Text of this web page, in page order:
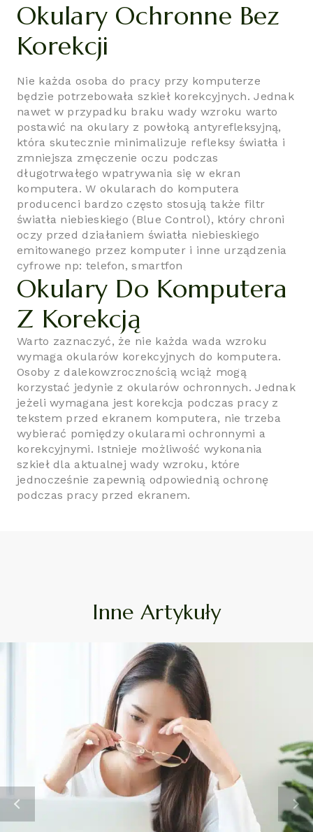
Okulary Ochronne Bez
Korekcji
Nie każda osoba do pracy przy komputerze
będzie potrzebowała szkieł korekcyjnych. Jednak
nawet w przypadku braku wady wzroku warto
postawić na okulary z powłoką antyrefleksyjną,
która skutecznie minimalizuje refleksy światła i
zmniejsza zmęczenie oczu podczas
długotrwałego wpatrywania się w ekran
komputera. W okularach do komputera
producenci bardzo często stosują także filtr
światła niebieskiego (Blue Control), który chroni
oczy przed działaniem światła niebieskiego
emitowanego przez komputer i inne urządzenia
cyfrowe np: telefon, smartfon
Okulary Do Komputera
Z Korekcją
Warto zaznaczyć, że nie każda wada wzroku
wymaga okularów korekcyjnych do komputera.
Osoby z dalekowzrocznością wciąż mogą
korzystać jedynie z okularów ochronnych. Jednak
jeżeli wymagana jest korekcja podczas pracy z
tekstem przed ekranem komputera, nie trzeba
wybierać pomiędzy okularami ochronnymi a
korekcyjnymi. Istnieje możliwość wykonania
szkieł dla aktualnej wady wzroku, które
jednocześnie zapewnią odpowiednią ochronę
podczas pracy przed ekranem.
Inne Artykuły